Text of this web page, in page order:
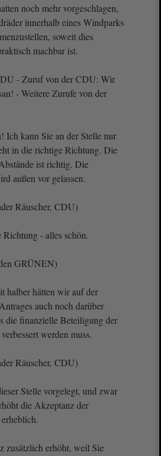
noch mehr vorgeschlagen,
innerhalb eines Windparks
soweit dies
machbar ist.
- Zuruf von der CDU: Wir
- Weitere Zurufe von der
Ich kann Sie an der Stelle nur
in die richtige Richtung. Die
ist richtig. Die
außen vor gelassen.
Räuscher, CDU)
- alles schön.
GRÜNEN)
halber hätten wir auf der
auch noch darüber
die finanzielle Beteiligung der
werden muss.
Räuscher, CDU)
Stelle vorgelegt, und zwar
die Akzeptanz der
zusätzlich erhöht, weil Sie